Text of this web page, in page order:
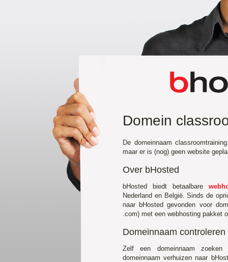
Domein
De domeinnaam
maar er is (nog) geen website
Over bHosted
bHosted biedt betaalbare
Nederland en België. Sinds de
naar bHosted gevonden voor
.com) met een webhosting pakket
Domeinnaam controleren
Zelf een domeinnaam
domeinnaam verhuizen naar